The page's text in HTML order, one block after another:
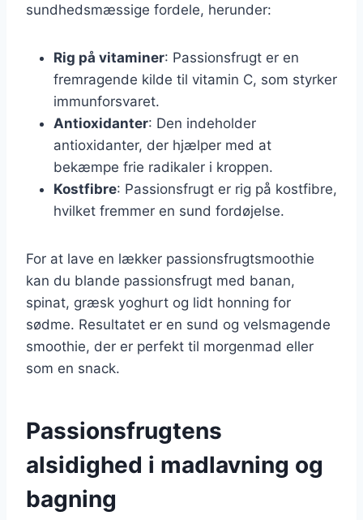
sundhedsmæssige fordele, herunder:
Rig på vitaminer: Passionsfrugt er en
fremragende kilde til vitamin C, som styrker
immunforsvaret.
Antioxidanter: Den indeholder
antioxidanter, der hjælper med at
bekæmpe frie radikaler i kroppen.
Kostfibre: Passionsfrugt er rig på kostfibre,
hvilket fremmer en sund fordøjelse.
For at lave en lækker passionsfrugtsmoothie
kan du blande passionsfrugt med banan,
spinat, græsk yoghurt og lidt honning for
sødme. Resultatet er en sund og velsmagende
smoothie, der er perfekt til morgenmad eller
som en snack.
Passionsfrugtens
alsidighed i madlavning og
bagning